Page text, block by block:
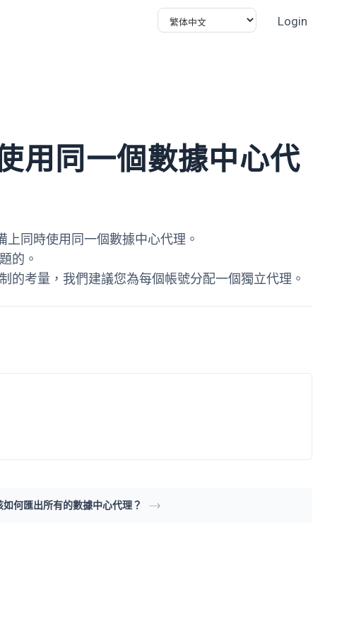
Login
用同一個數據中心代
同時使用同一個數據中心代理。
的。
的考量，我們建議您為每個帳號分配一個獨立代理。
如何匯出所有的數據中心代理？